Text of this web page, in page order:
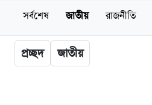
সর্বশেষ জাতীয় রাজনীতি
প্রচ্ছদ জাতীয়